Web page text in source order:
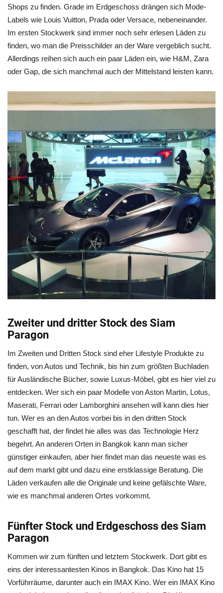
Shops zu finden. Grade im Erdgeschoss drängen sich Mode-
Labels wie Louis Vuitton, Prada oder Versace, nebeneinander.
Im ersten Stockwerk sind immer noch sehr erlesen Läden zu
finden, wo man die Preisschilder an der Ware vergeblich sucht.
Allerdings reihen sich auch ein paar Läden ein, wie H&M, Zara
oder Gap, die sich manchmal auch der Mittelstand leisten kann.
Zweiter und dritter Stock des Siam
Paragon
Im Zweiten und Dritten Stock sind eher Lifestyle Produkte zu
finden, von Autos und Technik, bis hin zum größten Buchladen
für Ausländische Bücher, sowie Luxus-Möbel, gibt es hier viel zu
entdecken. Wer sich ein paar Modelle von Aston Martin, Lotus,
Maserati, Ferrari oder Lamborghini ansehen will kann dies hier
tun. Wer es an den Autos vorbei bis in den dritten Stock
geschafft hat, der findet hie alles was das Technologie Herz
begehrt. An anderen Orten in Bangkok kann man sicher
günstiger einkaufen, aber hier findet man das neueste was es
auf dem markt gibt und dazu eine erstklassige Beratung. Die
Läden verkaufen alle die Originale und keine gefälschte Ware,
wie es manchmal anderen Ortes vorkommt.
Fünfter Stock und Erdgeschoss des Siam
Paragon
Kommen wir zum fünften und letztem Stockwerk. Dort gibt es
eins der interessantesten Kinos in Bangkok. Das Kino hat 15
Vorführräume, darunter auch ein IMAX Kino. Wer ein IMAX Kino